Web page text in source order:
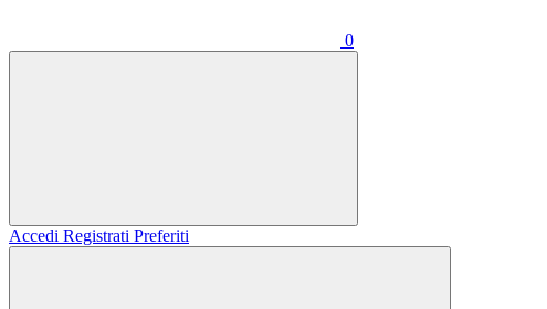
0
Accedi Registrati Preferiti